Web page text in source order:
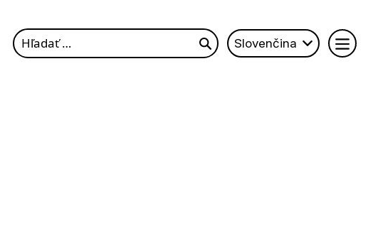
Hľadať: Slovenčina